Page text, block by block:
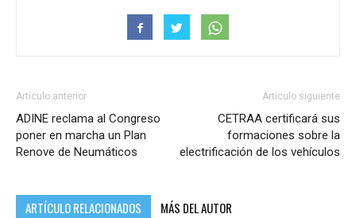
Artículo anterior
ADINE reclama al Congreso
poner en marcha un Plan
Renove de Neumáticos
Artículo siguiente
CETRAA certificará sus
formaciones sobre la
electrificación de los vehículos
ARTÍCULO RELACIONADOS MÁS DEL AUTOR